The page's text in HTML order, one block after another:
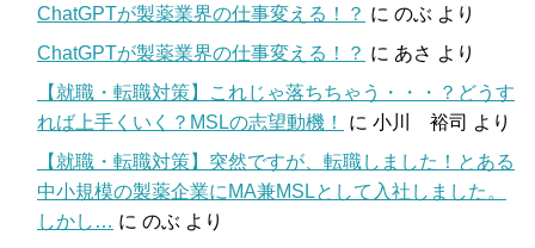
ChatGPTが製薬業界の仕事変える！？ に のぶ より
ChatGPTが製薬業界の仕事変える！？ に あさ より
【就職・転職対策】これじゃ落ちちゃう・・・？どうす
れば上手くいく？MSLの志望動機！
に 小川 裕司 より
【就職・転職対策】突然ですが、転職しました！とある
中小規模の製薬企業にMA兼MSLとして入社しました。
しかし… に のぶ より